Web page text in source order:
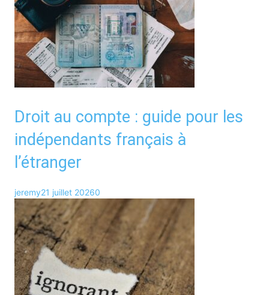
Droit au compte : guide pour les
indépendants français à
l’étranger
jeremy21 juillet 20260